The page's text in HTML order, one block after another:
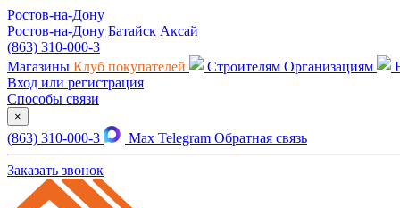
Ростов-на-Дону
Ростов-на-Дону Батайск Аксай
(863) 310-000-3
Магазины Клуб покупателей Строителям Организациям
Вход или регистрация
Способы связи
×
(863) 310-000-3 Max Telegram Обратная связь
Заказать звонок